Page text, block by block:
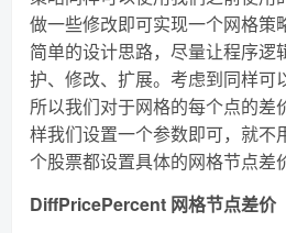
做一些修改即可实现一个网格策
简单的设计思路，尽量让程序逻
护、修改、扩展。考虑到同样可
所以我们对于网格的每个点的差
样我们设置一个参数即可，就不
个股票都设置具体的网格节点差
DiffPricePercent 网格节点差价